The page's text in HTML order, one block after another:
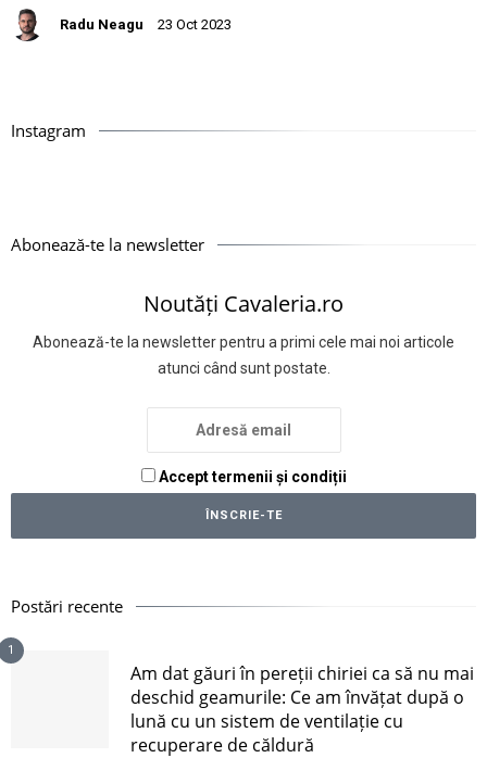
Radu Neagu 23 Oct 2023
Instagram
Abonează-te la newsletter
Noutăți Cavaleria.ro
Abonează-te la newsletter pentru a primi cele mai noi articole
atunci când sunt postate.
Accept termenii și condiții
Postări recente
1
Am dat găuri în pereții chiriei ca să nu mai
deschid geamurile: Ce am învățat după o
lună cu un sistem de ventilație cu
recuperare de căldură